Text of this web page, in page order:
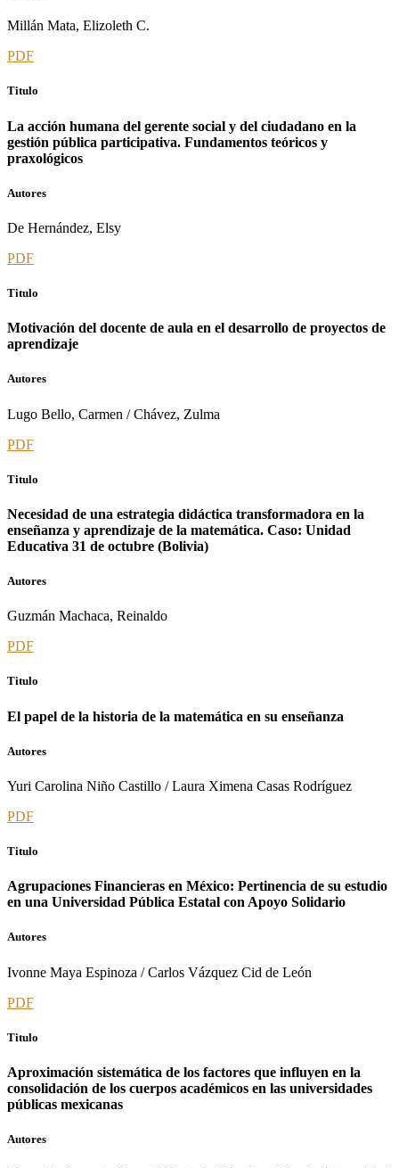
Millán Mata, Elizoleth C.
PDF
Titulo
La acción humana del gerente social y del ciudadano en la
gestión pública participativa. Fundamentos teóricos y
praxológicos
Autores
De Hernández, Elsy
PDF
Titulo
Motivación del docente de aula en el desarrollo de proyectos de
aprendizaje
Autores
Lugo Bello, Carmen / Chávez, Zulma
PDF
Titulo
Necesidad de una estrategia didáctica transformadora en la
enseñanza y aprendizaje de la matemática. Caso: Unidad
Educativa 31 de octubre (Bolivia)
Autores
Guzmán Machaca, Reinaldo
PDF
Titulo
El papel de la historia de la matemática en su enseñanza
Autores
Yuri Carolina Niño Castillo / Laura Ximena Casas Rodríguez
PDF
Titulo
Agrupaciones Financieras en México: Pertinencia de su estudio
en una Universidad Pública Estatal con Apoyo Solidario
Autores
Ivonne Maya Espinoza / Carlos Vázquez Cid de León
PDF
Titulo
Aproximación sistemática de los factores que influyen en la
consolidación de los cuerpos académicos en las universidades
públicas mexicanas
Autores